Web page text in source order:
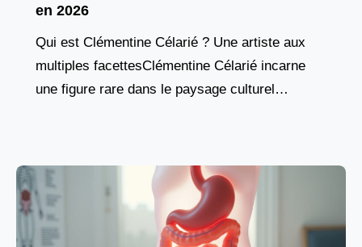
en 2026
Qui est Clémentine Célarié ? Une artiste aux
multiples facettesClémentine Célarié incarne
une figure rare dans le paysage culturel